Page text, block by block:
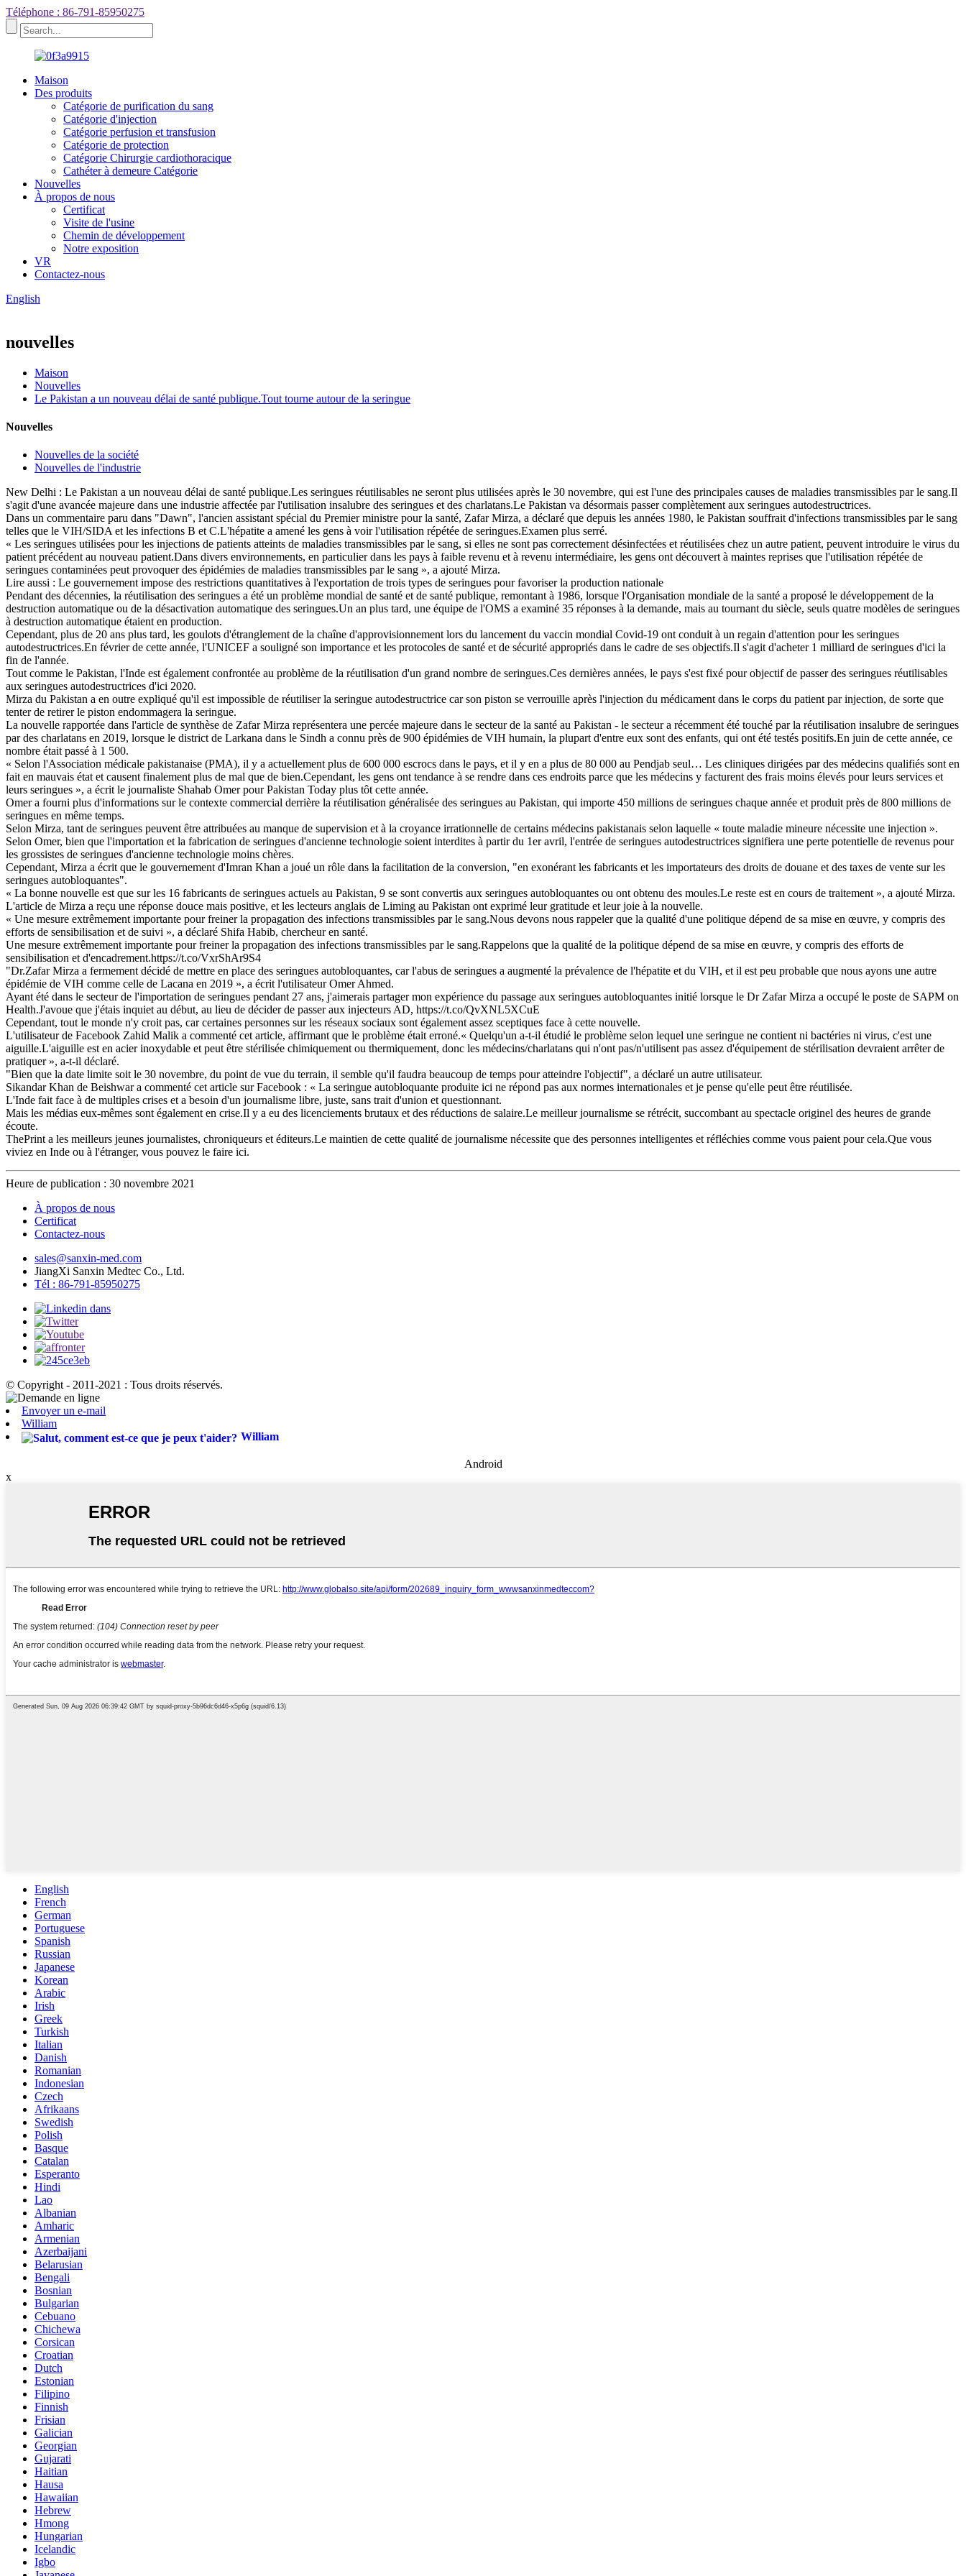
Téléphone : 86-791-85950275
Maison
Des produits
Catégorie de purification du sang
Catégorie d'injection
Catégorie perfusion et transfusion
Catégorie de protection
Catégorie Chirurgie cardiothoracique
Cathéter à demeure Catégorie
Nouvelles
À propos de nous
Certificat
Visite de l'usine
Chemin de développement
Notre exposition
VR
Contactez-nous
English
nouvelles
Maison
Nouvelles
Le Pakistan a un nouveau délai de santé publique.Tout tourne autour de la seringue
Nouvelles
Nouvelles de la société
Nouvelles de l'industrie
New Delhi : Le Pakistan a un nouveau délai de santé publique.Les seringues réutilisables ne seront plus utilisées après le 30 novembre, qui est l'une des principales causes de maladies transmissibles par le sang.Il
s'agit d'une avancée majeure dans une industrie affectée par l'utilisation insalubre des seringues et des charlatans.Le Pakistan va désormais passer complètement aux seringues autodestructrices.
Dans un commentaire paru dans "Dawn", l'ancien assistant spécial du Premier ministre pour la santé, Zafar Mirza, a déclaré que depuis les années 1980, le Pakistan souffrait d'infections transmissibles par le sang
telles que le VIH/SIDA et les infections B et C.L'hépatite a amené les gens à voir l'utilisation répétée de seringues.Examen plus serré.
« Les seringues utilisées pour les injections de patients atteints de maladies transmissibles par le sang, si elles ne sont pas correctement désinfectées et réutilisées chez un autre patient, peuvent introduire le virus du
patient précédent au nouveau patient.Dans divers environnements, en particulier dans les pays à faible revenu et à revenu intermédiaire, les gens ont découvert à maintes reprises que l'utilisation répétée de
seringues contaminées peut provoquer des épidémies de maladies transmissibles par le sang », a ajouté Mirza.
Lire aussi : Le gouvernement impose des restrictions quantitatives à l'exportation de trois types de seringues pour favoriser la production nationale
Pendant des décennies, la réutilisation des seringues a été un problème mondial de santé et de santé publique, remontant à 1986, lorsque l'Organisation mondiale de la santé a proposé le développement de la
destruction automatique ou de la désactivation automatique des seringues.Un an plus tard, une équipe de l'OMS a examiné 35 réponses à la demande, mais au tournant du siècle, seuls quatre modèles de seringues
à destruction automatique étaient en production.
Cependant, plus de 20 ans plus tard, les goulots d'étranglement de la chaîne d'approvisionnement lors du lancement du vaccin mondial Covid-19 ont conduit à un regain d'attention pour les seringues
autodestructrices.En février de cette année, l'UNICEF a souligné son importance et les protocoles de santé et de sécurité appropriés dans le cadre de ses objectifs.Il s'agit d'acheter 1 milliard de seringues d'ici la
fin de l'année.
Tout comme le Pakistan, l'Inde est également confrontée au problème de la réutilisation d'un grand nombre de seringues.Ces dernières années, le pays s'est fixé pour objectif de passer des seringues réutilisables
aux seringues autodestructrices d'ici 2020.
Mirza du Pakistan a en outre expliqué qu'il est impossible de réutiliser la seringue autodestructrice car son piston se verrouille après l'injection du médicament dans le corps du patient par injection, de sorte que
tenter de retirer le piston endommagera la seringue.
La nouvelle rapportée dans l'article de synthèse de Zafar Mirza représentera une percée majeure dans le secteur de la santé au Pakistan - le secteur a récemment été touché par la réutilisation insalubre de seringues
par des charlatans en 2019, lorsque le district de Larkana dans le Sindh a connu près de 900 épidémies de VIH humain, la plupart d'entre eux sont des enfants, qui ont été testés positifs.En juin de cette année, ce
nombre était passé à 1 500.
« Selon l'Association médicale pakistanaise (PMA), il y a actuellement plus de 600 000 escrocs dans le pays, et il y en a plus de 80 000 au Pendjab seul… Les cliniques dirigées par des médecins qualifiés sont en
fait en mauvais état et causent finalement plus de mal que de bien.Cependant, les gens ont tendance à se rendre dans ces endroits parce que les médecins y facturent des frais moins élevés pour leurs services et
leurs seringues », a écrit le journaliste Shahab Omer pour Pakistan Today plus tôt cette année.
Omer a fourni plus d'informations sur le contexte commercial derrière la réutilisation généralisée des seringues au Pakistan, qui importe 450 millions de seringues chaque année et produit près de 800 millions de
seringues en même temps.
Selon Mirza, tant de seringues peuvent être attribuées au manque de supervision et à la croyance irrationnelle de certains médecins pakistanais selon laquelle « toute maladie mineure nécessite une injection ».
Selon Omer, bien que l'importation et la fabrication de seringues d'ancienne technologie soient interdites à partir du 1er avril, l'entrée de seringues autodestructrices signifiera une perte potentielle de revenus pour
les grossistes de seringues d'ancienne technologie moins chères.
Cependant, Mirza a écrit que le gouvernement d'Imran Khan a joué un rôle dans la facilitation de la conversion, "en exonérant les fabricants et les importateurs des droits de douane et des taxes de vente sur les
seringues autobloquantes".
« La bonne nouvelle est que sur les 16 fabricants de seringues actuels au Pakistan, 9 se sont convertis aux seringues autobloquantes ou ont obtenu des moules.Le reste est en cours de traitement », a ajouté Mirza.
L'article de Mirza a reçu une réponse douce mais positive, et les lecteurs anglais de Liming au Pakistan ont exprimé leur gratitude et leur joie à la nouvelle.
« Une mesure extrêmement importante pour freiner la propagation des infections transmissibles par le sang.Nous devons nous rappeler que la qualité d'une politique dépend de sa mise en œuvre, y compris des
efforts de sensibilisation et de suivi », a déclaré Shifa Habib, chercheur en santé.
Une mesure extrêmement importante pour freiner la propagation des infections transmissibles par le sang.Rappelons que la qualité de la politique dépend de sa mise en œuvre, y compris des efforts de
sensibilisation et d'encadrement.https://t.co/VxrShAr9S4
"Dr.Zafar Mirza a fermement décidé de mettre en place des seringues autobloquantes, car l'abus de seringues a augmenté la prévalence de l'hépatite et du VIH, et il est peu probable que nous ayons une autre
épidémie de VIH comme celle de Lacana en 2019 », a écrit l'utilisateur Omer Ahmed.
Ayant été dans le secteur de l'importation de seringues pendant 27 ans, j'aimerais partager mon expérience du passage aux seringues autobloquantes initié lorsque le Dr Zafar Mirza a occupé le poste de SAPM on
Health.J'avoue que j'étais inquiet au début, au lieu de décider de passer aux injecteurs AD, https://t.co/QvXNL5XCuE
Cependant, tout le monde n'y croit pas, car certaines personnes sur les réseaux sociaux sont également assez sceptiques face à cette nouvelle.
L'utilisateur de Facebook Zahid Malik a commenté cet article, affirmant que le problème était erroné.« Quelqu'un a-t-il étudié le problème selon lequel une seringue ne contient ni bactéries ni virus, c'est une
aiguille.L'aiguille est en acier inoxydable et peut être stérilisée chimiquement ou thermiquement, donc les médecins/charlatans qui n'ont pas/n'utilisent pas assez d'équipement de stérilisation devraient arrêter de
pratiquer », a-t-il déclaré.
"Bien que la date limite soit le 30 novembre, du point de vue du terrain, il semble qu'il faudra beaucoup de temps pour atteindre l'objectif", a déclaré un autre utilisateur.
Sikandar Khan de Beishwar a commenté cet article sur Facebook : « La seringue autobloquante produite ici ne répond pas aux normes internationales et je pense qu'elle peut être réutilisée.
L'Inde fait face à de multiples crises et a besoin d'un journalisme libre, juste, sans trait d'union et questionnant.
Mais les médias eux-mêmes sont également en crise.Il y a eu des licenciements brutaux et des réductions de salaire.Le meilleur journalisme se rétrécit, succombant au spectacle originel des heures de grande
écoute.
ThePrint a les meilleurs jeunes journalistes, chroniqueurs et éditeurs.Le maintien de cette qualité de journalisme nécessite que des personnes intelligentes et réfléchies comme vous paient pour cela.Que vous
viviez en Inde ou à l'étranger, vous pouvez le faire ici.
Heure de publication : 30 novembre 2021
À propos de nous
Certificat
Contactez-nous
sales@sanxin-med.com
JiangXi Sanxin Medtec Co., Ltd.
Tél : 86-791-85950275
© Copyright - 2011-2021 : Tous droits réservés.
Envoyer un e-mail
William
William
Android
x
English
French
German
Portuguese
Spanish
Russian
Japanese
Korean
Arabic
Irish
Greek
Turkish
Italian
Danish
Romanian
Indonesian
Czech
Afrikaans
Swedish
Polish
Basque
Catalan
Esperanto
Hindi
Lao
Albanian
Amharic
Armenian
Azerbaijani
Belarusian
Bengali
Bosnian
Bulgarian
Cebuano
Chichewa
Corsican
Croatian
Dutch
Estonian
Filipino
Finnish
Frisian
Galician
Georgian
Gujarati
Haitian
Hausa
Hawaiian
Hebrew
Hmong
Hungarian
Icelandic
Igbo